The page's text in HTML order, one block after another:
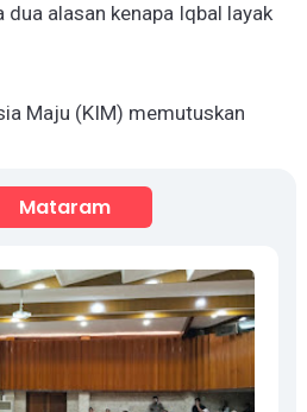
alasan kenapa Iqbal layak
Maju (KIM) memutuskan
Mataram